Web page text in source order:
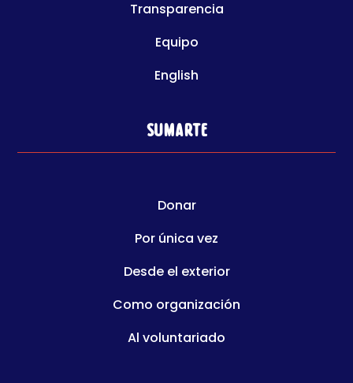
Transparencia
Equipo
English
Sumarte
Donar
Por única vez
Desde el exterior
Como organización
Al voluntariado